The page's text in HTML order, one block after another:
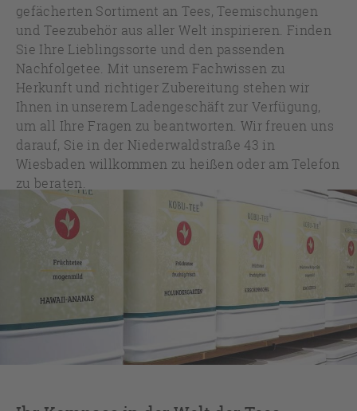
gefächerten Sortiment an Tees, Teemischungen
und Teezubehör aus aller Welt inspirieren. Finden
Sie Ihre Lieblingssorte und den passenden
Nachfolgetee. Mit unserem Fachwissen zu
Herkunft und richtiger Zubereitung stehen wir
Ihnen in unserem Ladengeschäft zur Verfügung,
um all Ihre Fragen zu beantworten. Wir freuen uns
darauf, Sie in der Niederwaldstraße 43 in
Wiesbaden willkommen zu heißen oder am Telefon
zu beraten.